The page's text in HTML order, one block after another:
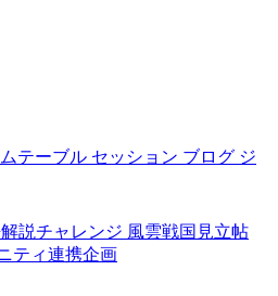
テーブル セッション ブログ ジ
説チャレンジ 風雲戦国見立帖
ティ連携企画